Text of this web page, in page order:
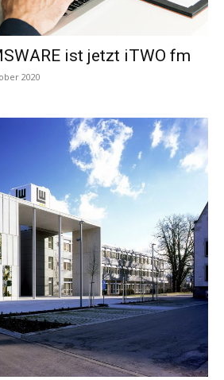
ist jetzt iTWO fm
2020